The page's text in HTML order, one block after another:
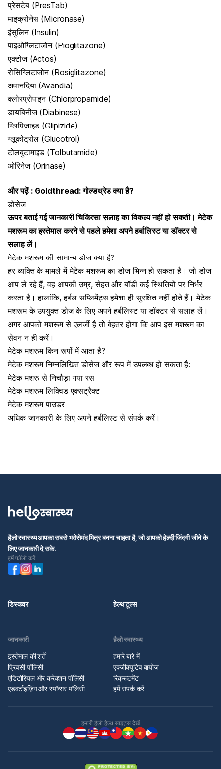
प्रेसटेब (PresTab)
माइक्रोनेस (Micronase)
इंसुलिन (Insulin)
पाइओग्लिटाजोन (Pioglitazone)
एक्टोज (Actos)
रोसिग्लिटाजोन (Rosiglitazone)
अवानदिया (Avandia)
क्लोरप्रोपाइन (Chlorpropamide)
डायबिनीज (Diabinese)
ग्लिपिजाइड (Glipizide)
ग्लूकोट्रोल (Glucotrol)
टोलबुटामाइड (Tolbutamide)
ओरिनेज (Orinase)
और पढ़ें : Goldthread: गोल्डथ्रेड क्या है?
डोसेज
ऊपर बताई गई जानकारी चिकित्सा सलाह का विकल्प नहीं हो सकती। मेटेक
मशरूम का इस्तेमाल करने से पहले हमेशा अपने हर्बालिस्ट या डॉक्टर से
सलाह लें।
मेटेक मशरूम की सामान्य डोज क्या है?
हर व्यक्ति के मामले में मेटेक मशरूम का डोज भिन्न हो सकता है। जो डोज
आप ले रहे हैं, वह आपकी उम्र, सेहत और बॉडी कई स्थितियों पर निर्भर
करता है। हालांकि, हर्बल सप्लिमेंट्स हमेशा ही सुरक्षित नहीं होते हैं। मेटेक
मशरूम के उपयुक्त डोज के लिए अपने हर्बलिस्ट या डॉक्टर से सलाह लें।
अगर आपको मशरूम से एलर्जी है तो बेहतर होगा कि आप इस मशरूम का
सेवन न ही करें।
मेटेक मशरूम किन रूपों में आता है?
मेटेक मशरूम निम्नलिखित डोसेज और रूप में उपलब्ध हो सकता है:
मेटेक मशरू से निचौड़ा गया रस
मेटेक मशरूम लिक्विड एक्सट्रैक्ट
मेटेक मशरूम पाउडर
अधिक जानकारी के लिए अपने हर्बलिस्ट से संपर्क करें।
हैलो स्वास्थ्य आपका सबसे भरोसेमंद मित्र बनना चाहता है, जो आपको हेल्दी जिंदगी जीने के
लिए जानकारी दे सके.
हमें फॉलो करें
डिस्कवर हेल्थ टूल्स
जानकारी
इस्तेमाल की शर्तें
प्रिवसी पॉलिसी
एडिटोरियल और करेक्शन पॉलिसी
एडवर्टाइज़िंग और स्पॉन्सर पॉलिसी
हैलो स्वास्थ्य
हमारे बारे में
एक्जीक्यूटिव बायोज
रिक्रूटमेंट
हमें संपर्क करें
हमारी हैलो हेल्थ साइट्स देखें